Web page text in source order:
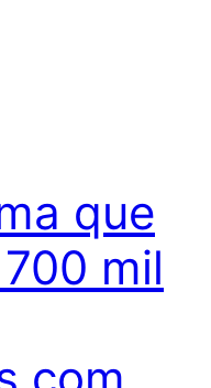
que
mil